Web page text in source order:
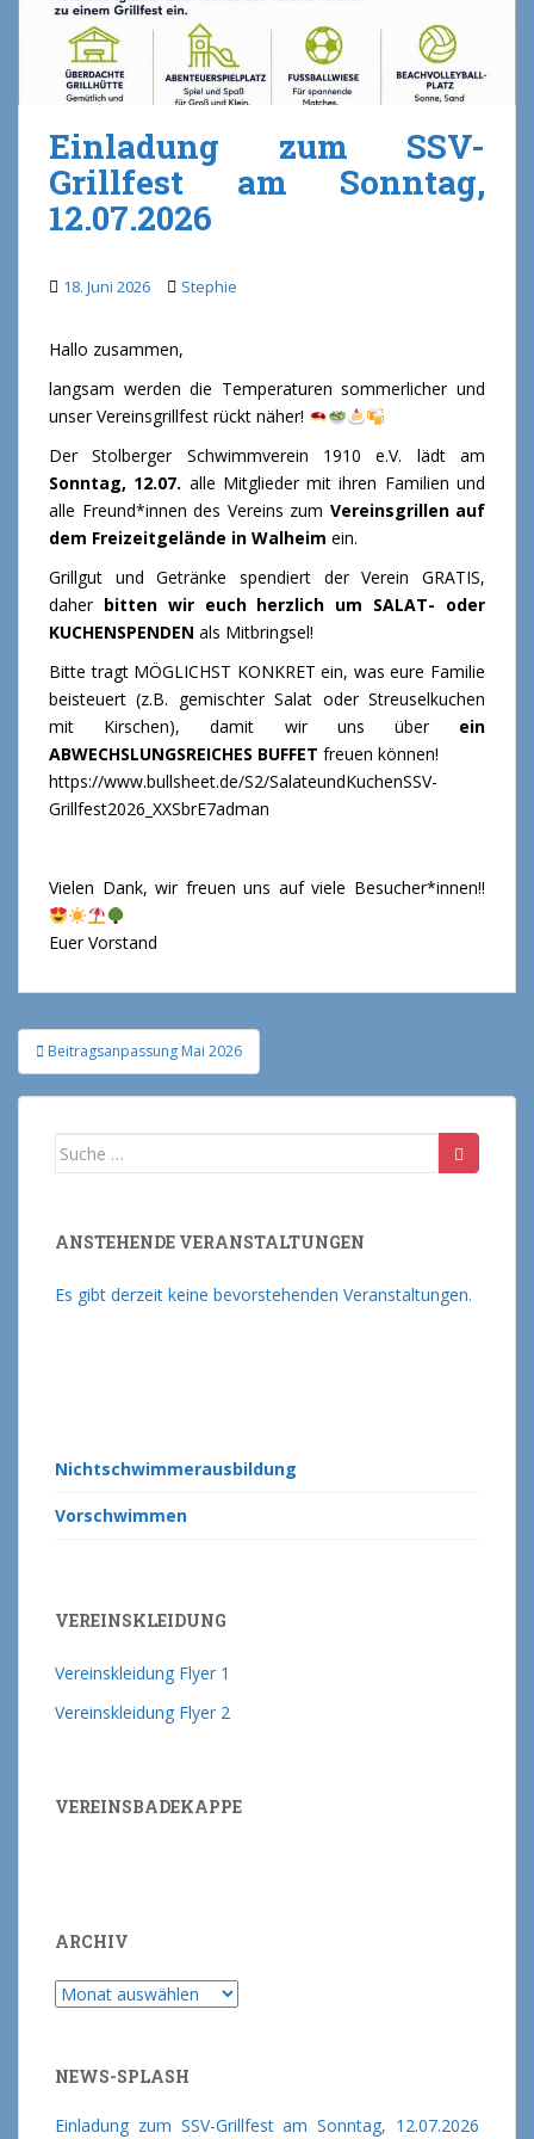
Einladung zum SSV-
Grillfest am Sonntag,
12.07.2026
18. Juni 2026 Stephie
Hallo zusammen,
langsam werden die Temperaturen sommerlicher und
unser Vereinsgrillfest rückt näher!
Der Stolberger Schwimmverein 1910 e.V. lädt am
Sonntag, 12.07. alle Mitglieder mit ihren Familien und
alle Freund*innen des Vereins zum Vereinsgrillen auf
dem Freizeitgelände in Walheim ein.
Grillgut und Getränke spendiert der Verein GRATIS,
daher bitten wir euch herzlich um SALAT- oder
KUCHENSPENDEN als Mitbringsel!
Bitte tragt MÖGLICHST KONKRET ein, was eure Familie
beisteuert (z.B. gemischter Salat oder Streuselkuchen
mit Kirschen), damit wir uns über ein
ABWECHSLUNGSREICHES BUFFET freuen können!
https://www.bullsheet.de/S2/SalateundKuchenSSV-
Grillfest2026_XXSbrE7adman
Vielen Dank, wir freuen uns auf viele Besucher*innen!!
Euer Vorstand
Beitragsnavigation
Beitragsanpassung Mai 2026
Suche nach:
ANSTEHENDE VERANSTALTUNGEN
Es gibt derzeit keine bevorstehenden Veranstaltungen.
Nichtschwimmerausbildung
Vorschwimmen
VEREINSKLEIDUNG
Vereinskleidung Flyer 1
Vereinskleidung Flyer 2
VEREINSBADEKAPPE
ARCHIV
Archiv
NEWS-SPLASH
Einladung zum SSV-Grillfest am Sonntag, 12.07.2026